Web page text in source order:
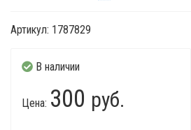
Артикул: 1787829
В наличии
Цена: 300 руб.